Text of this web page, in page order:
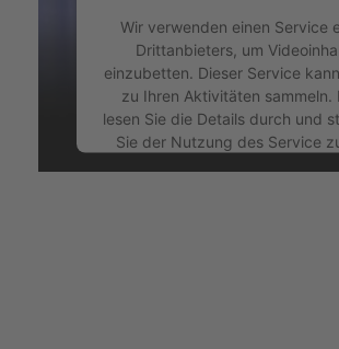
Wir verwenden einen Service
Drittanbieters, um
einzubetten. Dieser Service
zu Ihren Aktivitäten sammeln.
lesen Sie die Details durch und
Sie der Nutzung des Service